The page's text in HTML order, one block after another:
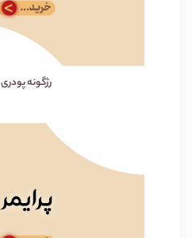
رژگونه پودری